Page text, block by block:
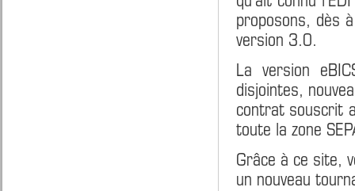
proposons, dès
version 3.0.
La version
disjointes,
contrat souscrit
toute la zone
Grâce à ce site,
un nouveau